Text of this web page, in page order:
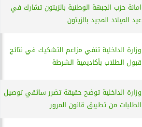
امانة حزب الجبهة الوطنية بالزيتون تشارك في
عيد الميلاد المجيد بالزيتون
وزارة الداخلية تنفي مزاعم التشكيك في نتائج
قبول الطلاب بأكاديمية الشرطة
وزارة الداخلية توضح حقيقة تضرر سائقي توصيل
الطلبات من تطبيق قانون المرور